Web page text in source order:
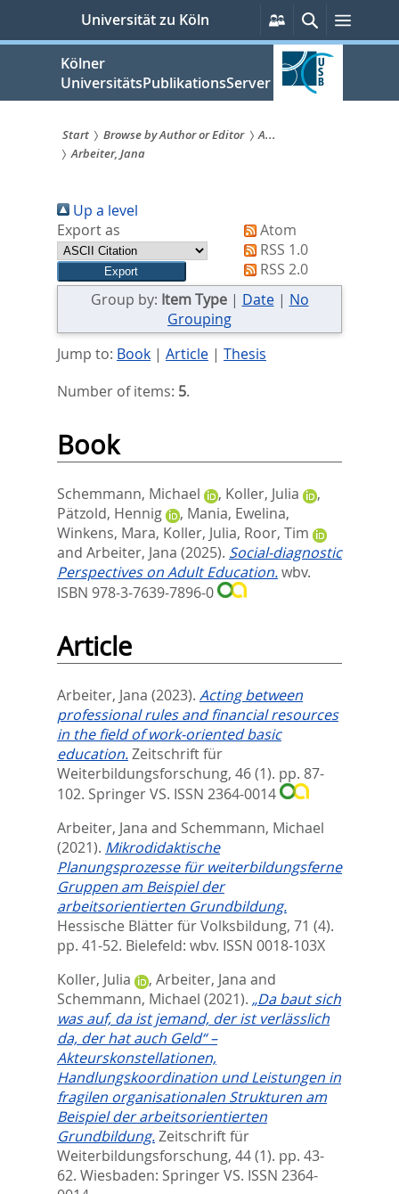
springen
Universität zu Köln
Persönliche
Services
Suche
Kölner
UniversitätsPublikationsServer
Sie
sind
hier:
Start Browse by Author or Editor
A...
Arbeiter, Jana
Up a level
Export as
Atom
RSS 1.0
RSS 2.0
Group by: Item Type| Date| No
Grouping
Jump to: Book| Article| Thesis
Number of items: 5.
Book
Schemmann, Michael , Koller, Julia
,
Pätzold, Hennig
, Mania, Ewelina,
Winkens, Mara, Koller, Julia, Roor, Tim
and Arbeiter, Jana (2025). Social-diagnostic
Perspectives on Adult Education.wbv.
ISBN 978-3-7639-7896-0
Article
Arbeiter, Jana (2023). Acting between
professional rules and financial resources
in the field of work-oriented basic
education.Zeitschrift für
Weiterbildungsforschung, 46 (1). pp. 87-
102. Springer VS. ISSN 2364-0014
Arbeiter, Jana and Schemmann, Michael
(2021). Mikrodidaktische
Planungsprozesse für weiterbildungsferne
Gruppen am Beispiel der
arbeitsorientierten Grundbildung.
Hessische Blätter für Volksbildung, 71 (4).
pp. 41-52. Bielefeld: wbv. ISSN 0018-103X
Koller, Julia
, Arbeiter, Jana and
Schemmann, Michael (2021). „Da baut sich
was auf, da ist jemand, der ist verlässlich
da, der hat auch Geld“ –
Akteurskonstellationen,
Handlungskoordination und Leistungen in
fragilen organisationalen Strukturen am
Beispiel der arbeitsorientierten
Grundbildung.Zeitschrift für
Weiterbildungsforschung, 44 (1). pp. 43-
62. Wiesbaden: Springer VS. ISSN 2364-